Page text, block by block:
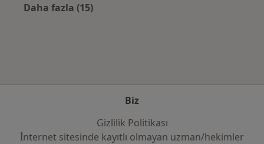
Daha fazla (15)
Biz
Gizlilik Politikası
İnternet sitesinde kayıtlı olmayan uzman/hekimler